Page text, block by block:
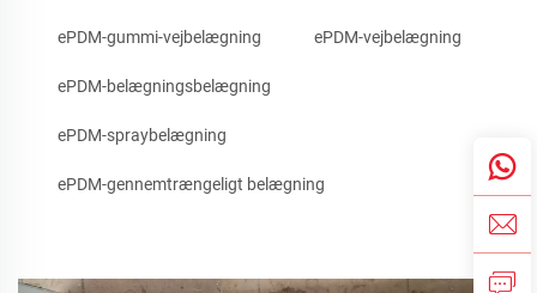
ePDM-gummi-vejbelægning ePDM-vejbelægning
ePDM-belægningsbelægning
ePDM-spraybelægning
ePDM-gennemtrængeligt belægning